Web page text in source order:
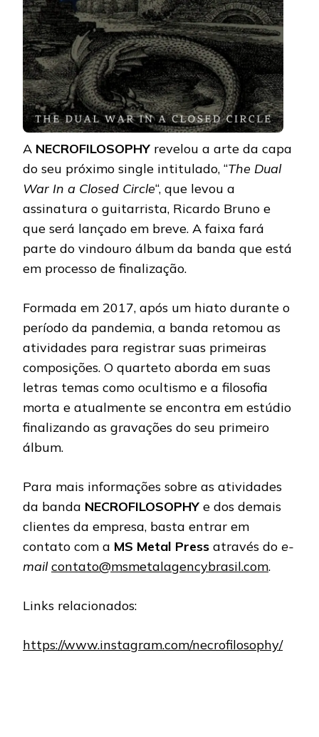
A NECROFILOSOPHY revelou a arte da capa
do seu próximo single intitulado, “The Dual
War In a Closed Circle“, que levou a
assinatura o guitarrista, Ricardo Bruno e
que será lançado em breve. A faixa fará
parte do vindouro álbum da banda que está
em processo de finalização.
Formada em 2017, após um hiato durante o
período da pandemia, a banda retomou as
atividades para registrar suas primeiras
composições. O quarteto aborda em suas
letras temas como ocultismo e a filosofia
morta e atualmente se encontra em estúdio
finalizando as gravações do seu primeiro
álbum.
Para mais informações sobre as atividades
da banda NECROFILOSOPHY e dos demais
clientes da empresa, basta entrar em
contato com a MS Metal Press através do e-
mail contato@msmetalagencybrasil.com.
Links relacionados:
https://www.instagram.com/necrofilosophy/